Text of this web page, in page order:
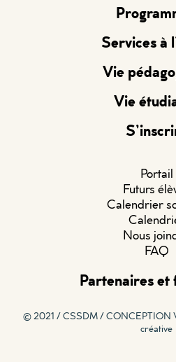
Services à
Vie
Vie
Portail
Futurs
Calendrier
Nous
FAQ
Partenaires et
© 2021 / CSSDM /CONCEPTION
créative